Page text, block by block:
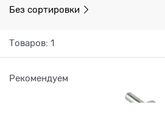
Без сортировки
Товаров: 1
Рекомендуем